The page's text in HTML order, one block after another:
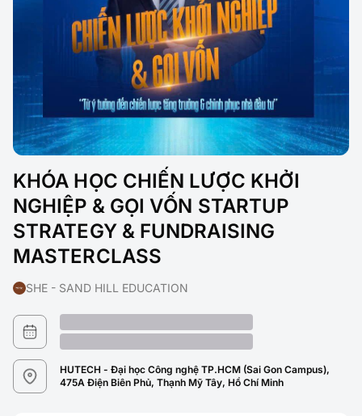
KHÓA HỌC CHIẾN LƯỢC KHỞI
NGHIỆP & GỌI VỐN STARTUP
STRATEGY & FUNDRAISING
MASTERCLASS
SHE - SAND HILL EDUCATION
HUTECH - Đại học Công nghệ TP.HCM (Sai Gon Campus),
475A Điện Biên Phủ, Thạnh Mỹ Tây, Hồ Chí Minh